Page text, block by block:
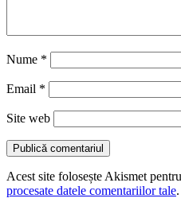
Nume *
Email *
Site web
Acest site folosește Akismet
procesate datele comentariilor tale.